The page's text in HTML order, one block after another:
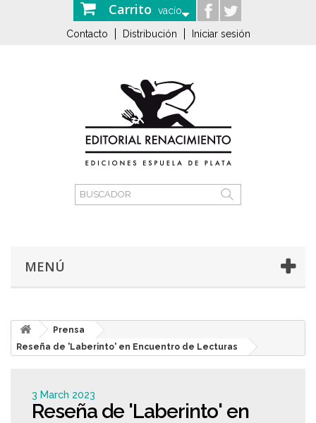
Carrito vacío
Contacto Distribución Iniciar sesión
MENÚ
Prensa
Reseña de 'Laberinto' en Encuentro de Lecturas
3 March 2023
Reseña de 'Laberinto' en